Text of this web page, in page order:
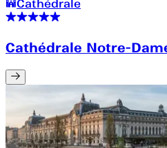
Cathédrale
Cathédrale Notre-